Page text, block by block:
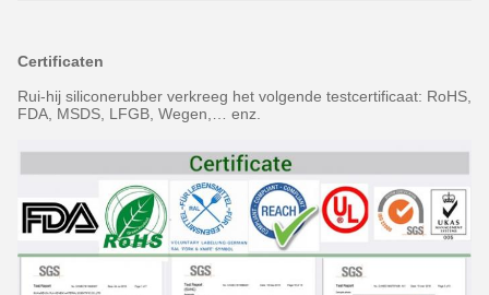
Certificaten
Rui-hij siliconerubber verkreeg het volgende testcertificaat: RoHS,
FDA, MSDS, LFGB, Wegen,… enz.